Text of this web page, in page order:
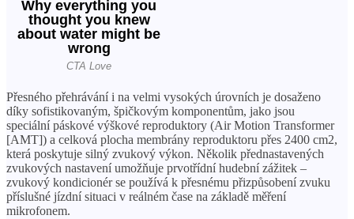
Přesného přehrávání i na velmi vysokých úrovních je dosaženo
díky sofistikovaným, špičkovým komponentům, jako jsou
speciální páskové výškové reproduktory (Air Motion Transformer
[AMT]) a celková plocha membrány reproduktoru přes 2400 cm2,
která poskytuje silný zvukový výkon. Několik přednastavených
zvukových nastavení umožňuje prvotřídní hudební zážitek –
zvukový kondicionér se používá k přesnému přizpůsobení zvuku
příslušné jízdní situaci v reálném čase na základě měření
mikrofonem.